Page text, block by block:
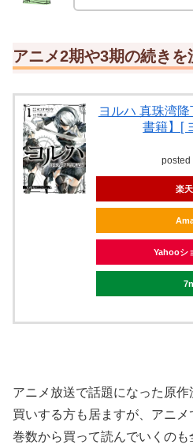
アニメ2期や3期の続きを
ヨルハ 真珠湾
書籍】[
posted
楽
Yahooシ
アニメ放送で話題になった原
買いする方も居ますが、アニ
巻数から買って読んでいくのも